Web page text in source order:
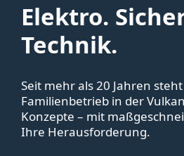
Elektro.
Technik.
Seit mehr als 20 Jahren
Familienbetrieb in der
Konzepte – mit
Ihre Herausforderung.